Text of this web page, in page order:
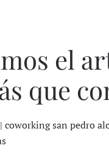
el
que
coworking san pedro